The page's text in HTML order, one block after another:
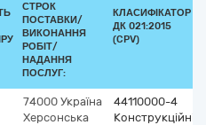
СТРОК
ПОСТАВКИ/
ВИКОНАННЯ
РОБІТ/
НАДАННЯ
ПОСЛУГ:
КЛАСИФІКАТОР
ДК 021:2015
(CPV)
74000 Україна
Херсонська
44110000-4
Конструкційні